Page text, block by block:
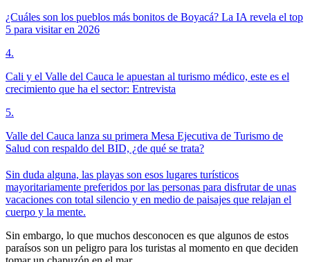
¿Cuáles son los pueblos más bonitos de Boyacá? La IA revela el top
5 para visitar en 2026
4.
Cali y el Valle del Cauca le apuestan al turismo médico, este es el
crecimiento que ha el sector: Entrevista
5.
Valle del Cauca lanza su primera Mesa Ejecutiva de Turismo de
Salud con respaldo del BID, ¿de qué se trata?
Sin duda alguna, las playas son esos lugares turísticos
mayoritariamente preferidos por las personas para disfrutar de unas
vacaciones con total silencio y en medio de paisajes que relajan el
cuerpo y la mente.
Sin embargo, lo que muchos desconocen es que algunos de estos
paraísos son un peligro para los turistas al momento en que deciden